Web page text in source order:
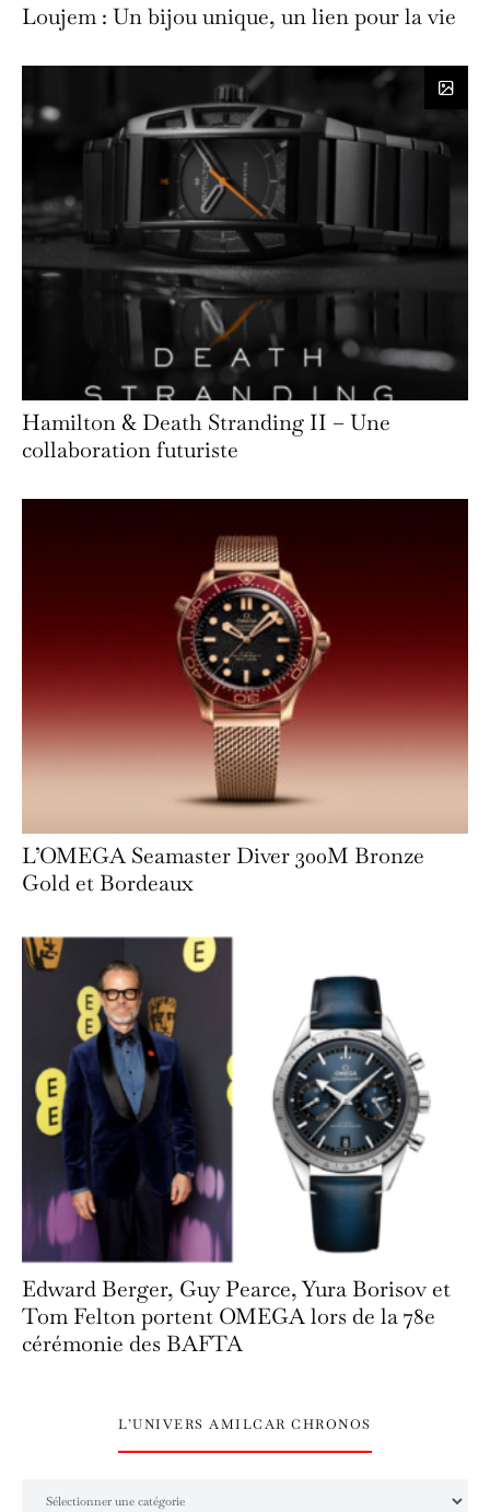
Loujem : Un bijou unique, un lien pour la vie
Hamilton & Death Stranding II – Une
collaboration futuriste
L’OMEGA Seamaster Diver 300M Bronze
Gold et Bordeaux
Edward Berger, Guy Pearce, Yura Borisov et
Tom Felton portent OMEGA lors de la 78e
cérémonie des BAFTA
L’UNIVERS AMILCAR CHRONOS